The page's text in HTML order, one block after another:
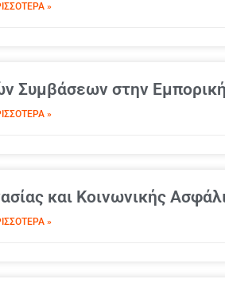
»
Συμβάσεων στην
»
και Κοινωνικής
»